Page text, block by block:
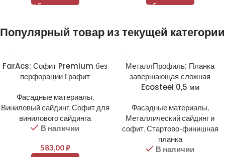
Популярный товар из текущей категории
FarAcs: Софит Premium без
перфорации Графит
Фасадные материалы
Виниловый сайдинг, Софит для
винилового сайдинга
В наличии
583,00₽
МеталлПрофиль: Планка
завершающая сложная
Ecosteel 0,5 мм
Фасадные материалы
Металлический сайдинг и
софит, Стартово-финишная
планка
В наличии